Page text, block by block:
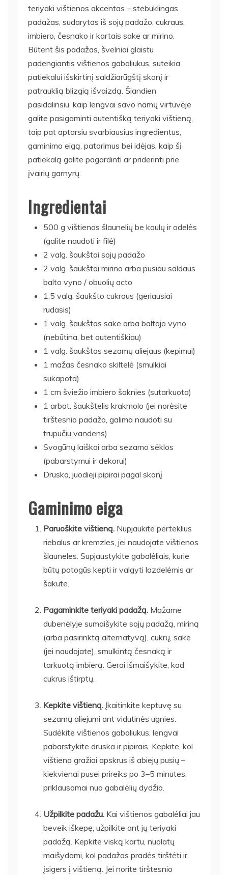
teriyaki vištienos akcentas – stebuklingas
padažas, sudarytas iš sojų padažo, cukraus,
imbiero, česnako ir kartais sake ar mirino.
Būtent šis padažas, švelniai glaistu
padengiantis vištienos gabaliukus, suteikia
patiekalui išskirtinį saldžiarūgštį skonį ir
patrauklią blizgią išvaizdą. Šiandien
pasidalinsiu, kaip lengvai savo namų virtuvėje
galite pasigaminti autentišką teriyaki vištieną,
taip pat aptarsiu svarbiausius ingredientus,
gaminimo eigą, patarimus bei idėjas, kaip šį
patiekalą galite pagardinti ar priderinti prie
įvairių garnyrų.
Ingredientai
500 g vištienos šlaunelių be kaulų ir odelės
(galite naudoti ir filė)
2 valg. šaukštai sojų padažo
2 valg. šaukštai mirino arba pusiau saldaus
balto vyno / obuolių acto
1,5 valg. šaukšto cukraus (geriausiai
rudasis)
1 valg. šaukštas sake arba baltojo vyno
(nebūtina, bet autentiškiau)
1 valg. šaukštas sezamų aliejaus (kepimui)
1 mažas česnako skiltelė (smulkiai
sukapota)
1 cm šviežio imbiero šaknies (sutarkuota)
1 arbat. šaukštelis krakmolo (jei norėsite
tirštesnio padažo, galima naudoti su
trupučiu vandens)
Svogūnų laiškai arba sezamo sėklos
(pabarstymui ir dekorui)
Druska, juodieji pipirai pagal skonį
Gaminimo eiga
Paruoškite vištieną. Nupjaukite perteklius
riebalus ar kremzles, jei naudojate vištienos
šlauneles. Supjaustykite gabalėliais, kurie
būtų patogūs kepti ir valgyti lazdelėmis ar
šakute.
Pagaminkite teriyaki padažą. Mažame
dubenėlyje sumaišykite sojų padažą, miriną
(arba pasirinktą alternatyvą), cukrų, sake
(jei naudojate), smulkintą česnaką ir
tarkuotą imbierą. Gerai išmaišykite, kad
cukrus ištirptų.
Kepkite vištieną. Įkaitinkite keptuvę su
sezamų aliejumi ant vidutinės ugnies.
Sudėkite vištienos gabaliukus, lengvai
pabarstykite druska ir pipirais. Kepkite, kol
vištiena gražiai apskrus iš abiejų pusių –
kiekvienai pusei prireiks po 3–5 minutes,
priklausomai nuo gabalėlių dydžio.
Užpilkite padažu. Kai vištienos gabalėliai jau
beveik iškepę, užpilkite ant jų teriyaki
padažą. Kepkite viską kartu, nuolatų
maišydami, kol padažas pradės tirštėti ir
įsigers į vištieną. Jei norite tirštesnio